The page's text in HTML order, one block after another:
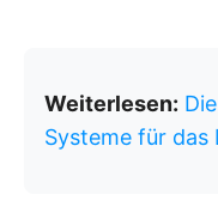
Weiterlesen:
Systeme für